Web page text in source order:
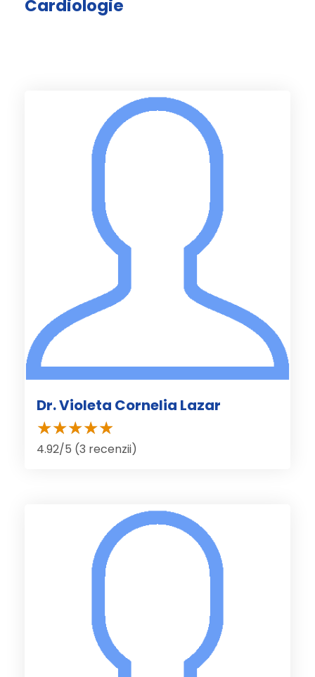
Cardiologie
Dr. Violeta Cornelia Lazar
4.92/5 (3 recenzii)